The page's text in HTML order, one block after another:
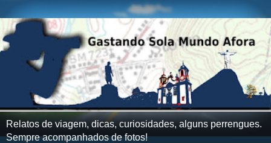
Relatos de viagem, dicas, curiosidades, alguns perrengues.
Sempre acompanhados de fotos!